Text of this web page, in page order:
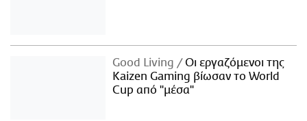
Good Living
Οι εργαζόμενοι της
Kaizen Gaming βίωσαν το World
Cup από "μέσα"